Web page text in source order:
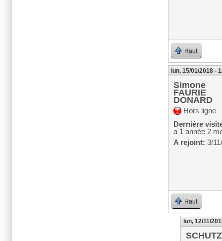
Haut
lun, 15/01/2018 -
Simone
FAURIE
DONARD
Hors ligne
Dernière
a 1 année 2
A rejoint: 3/
Haut
lun, 12/11/